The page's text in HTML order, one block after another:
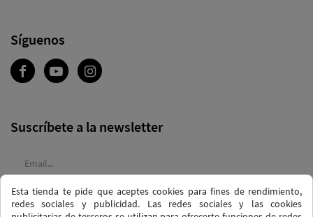
Síguenos
Suscríbete a la newsletter
Acepto lascondiciones generales y lapolítica de confidencialidad
Esta tienda te pide que aceptes cookies para fines de rendimiento,
redes sociales y publicidad. Las redes sociales y las cookies